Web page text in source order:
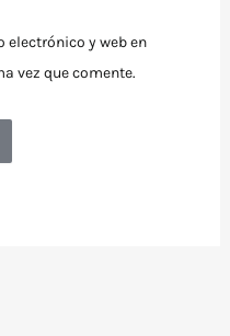
electrónico y web en
vez que comente.